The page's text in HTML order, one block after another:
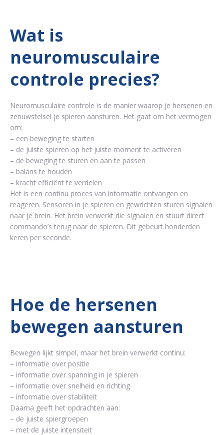
Wat is
neuromusculaire
controle precies?
Neuromusculaire controle is de manier waarop je hersenen en
zenuwstelsel je spieren aansturen. Het gaat om het vermogen
om:
– een beweging te starten
– de juiste spieren op het juiste moment te activeren
– de beweging te sturen en aan te passen
– balans te houden
– kracht efficiënt te verdelen
Het is een continu proces van informatie ontvangen en
reageren. Sensoren in je spieren en gewrichten sturen signalen
naar je brein. Het brein verwerkt die signalen en stuurt direct
commando’s terug naar de spieren. Dit gebeurt honderden
keren per seconde.
Hoe de hersenen
bewegen aansturen
Bewegen lijkt simpel, maar het brein verwerkt continu:
– informatie over positie
– informatie over spanning in je spieren
– informatie over snelheid en richting
– informatie over stabiliteit
Daarna geeft het opdrachten aan:
– de juiste spiergroepen
– met de juiste intensiteit